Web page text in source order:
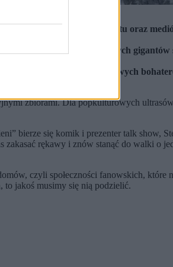
za sprawą rozwoju internetu oraz
oraz streamingowych
czy nawet płci kultowych
zbiorami. Dla popkulturowych
bierze się komik i prezenter talk show,
rękawy i znów stanąć do walki o
czyli społeczności fanowskich, które
to jakoś musimy się nią podzielić.